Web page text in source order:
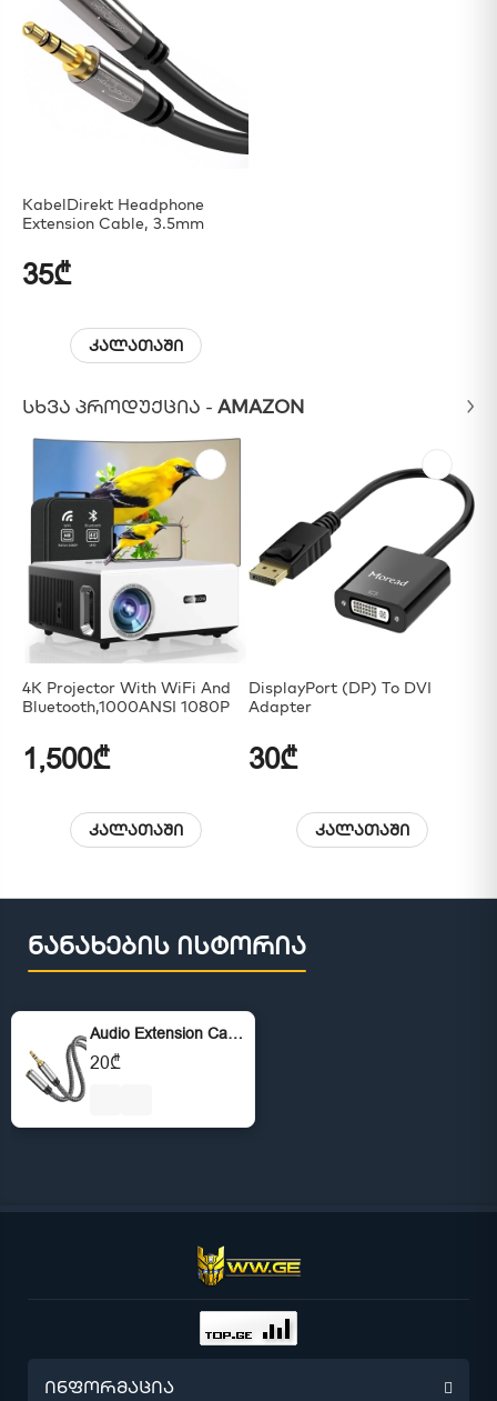
KabelDirekt Headphone
Extension Cable, 3.5mm
35₾
კალათაში
ᲡᲮᲕᲐ ᲞᲠᲝᲓᲣᲥᲪᲘᲐ - AMAZON
4K Projector With WiFi And
Bluetooth,1000ANSI 1080P
1,500₾
კალათაში
DisplayPort (DP) To DVI
Adapter
30₾
კალათაში
ნანახების ისტორია
Audio Extension Cable 3.5mm
20₾
ინფორმაცია